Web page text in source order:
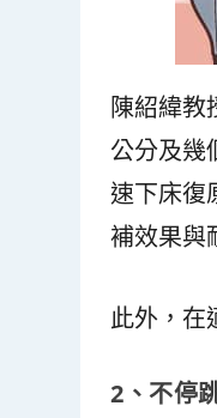
陳紹緯
公分及幾
速下床復
補效果與
此外，在
2 、不停